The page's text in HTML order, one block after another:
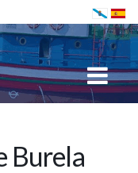
Burela